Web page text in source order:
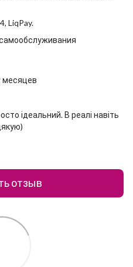
LiqPay.
месяцев
ідеальний. В реалі навіть
отзыв